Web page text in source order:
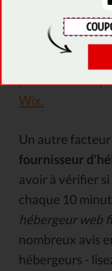
affecter
disponibilité, il
rapides et ne
problèmes, on
Wix.
Un autre
fournisseur
avoir à vérifier
chaque 10
hébergeur web
nombreux avis
hébergeurs -